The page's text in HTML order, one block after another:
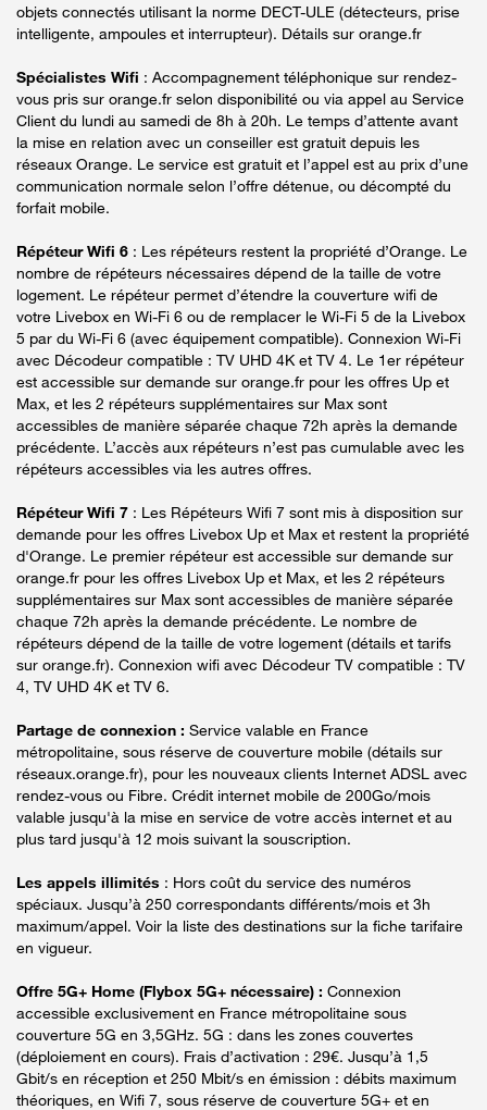
objets connectés utilisant la norme DECT-ULE (détecteurs, prise
intelligente, ampoules et interrupteur). Détails sur orange.fr
Spécialistes Wifi : Accompagnement téléphonique sur rendez-
vous pris sur orange.fr selon disponibilité ou via appel au Service
Client du lundi au samedi de 8h à 20h. Le temps d’attente avant
la mise en relation avec un conseiller est gratuit depuis les
réseaux Orange. Le service est gratuit et l’appel est au prix d’une
communication normale selon l’offre détenue, ou décompté du
forfait mobile.
Répéteur Wifi 6 : Les répéteurs restent la propriété d’Orange. Le
nombre de répéteurs nécessaires dépend de la taille de votre
logement. Le répéteur permet d’étendre la couverture wifi de
votre Livebox en Wi-Fi 6 ou de remplacer le Wi-Fi 5 de la Livebox
5 par du Wi-Fi 6 (avec équipement compatible). Connexion Wi-Fi
avec Décodeur compatible : TV UHD 4K et TV 4. Le 1er répéteur
est accessible sur demande sur orange.fr pour les offres Up et
Max, et les 2 répéteurs supplémentaires sur Max sont
accessibles de manière séparée chaque 72h après la demande
précédente. L’accès aux répéteurs n’est pas cumulable avec les
répéteurs accessibles via les autres offres.
Répéteur Wifi 7 : Les Répéteurs Wifi 7 sont mis à disposition sur
demande pour les offres Livebox Up et Max et restent la propriété
d'Orange. Le premier répéteur est accessible sur demande sur
orange.fr pour les offres Livebox Up et Max, et les 2 répéteurs
supplémentaires sur Max sont accessibles de manière séparée
chaque 72h après la demande précédente. Le nombre de
répéteurs dépend de la taille de votre logement (détails et tarifs
sur orange.fr). Connexion wifi avec Décodeur TV compatible : TV
4, TV UHD 4K et TV 6.
Partage de connexion : Service valable en France
métropolitaine, sous réserve de couverture mobile (détails sur
réseaux.orange.fr), pour les nouveaux clients Internet ADSL avec
rendez-vous ou Fibre. Crédit internet mobile de 200Go/mois
valable jusqu'à la mise en service de votre accès internet et au
plus tard jusqu'à 12 mois suivant la souscription.
Les appels illimités : Hors coût du service des numéros
spéciaux. Jusqu’à 250 correspondants différents/mois et 3h
maximum/appel. Voir la liste des destinations sur la fiche tarifaire
en vigueur.
Offre 5G+ Home (Flybox 5G+ nécessaire) : Connexion
accessible exclusivement en France métropolitaine sous
couverture 5G en 3,5GHz. 5G : dans les zones couvertes
(déploiement en cours). Frais d’activation : 29€. Jusqu’à 1,5
Gbit/s en réception et 250 Mbit/s en émission : débits maximum
théoriques, en Wifi 7, sous réserve de couverture 5G+ et en